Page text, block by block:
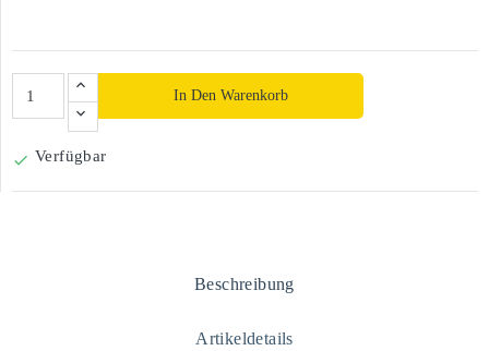
In Den Warenkorb
 Verfügbar
Beschreibung
Artikeldetails